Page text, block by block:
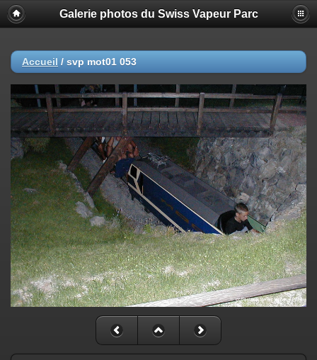
Galerie photos du Swiss Vapeur Parc
Accueil / svp mot01 053